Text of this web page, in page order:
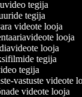
tegija
tegija
videote looja
looja
looja
tegija
tegija
vastuste videote
videote looja